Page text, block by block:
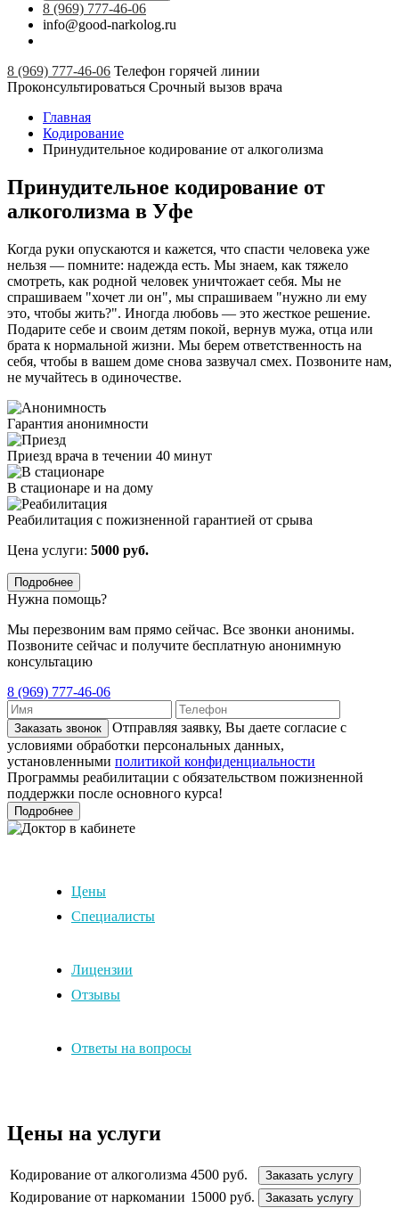
8 (969) 777-46-06
info@good-narkolog.ru
8 (969) 777-46-06 Телефон горячей линии
Проконсультироваться Срочный вызов врача
Главная
Кодирование
Принудительное кодирование от алкоголизма
Принудительное кодирование от
алкоголизма в Уфе
Когда руки опускаются и кажется, что спасти человека уже
нельзя — помните: надежда есть. Мы знаем, как тяжело
смотреть, как родной человек уничтожает себя. Мы не
спрашиваем "хочет ли он", мы спрашиваем "нужно ли ему
это, чтобы жить?". Иногда любовь — это жесткое решение.
Подарите себе и своим детям покой, вернув мужа, отца или
брата к нормальной жизни. Мы берем ответственность на
себя, чтобы в вашем доме снова зазвучал смех. Позвоните нам,
не мучайтесь в одиночестве.
Гарантия анонимности
Приезд врача в течении 40 минут
В стационаре и на дому
Реабилитация с пожизненной гарантией от срыва
Цена услуги: 5000 руб.
Подробнее
Нужна помощь?
Мы перезвоним вам прямо сейчас. Все звонки анонимы.
Позвоните сейчас и получите бесплатную анонимную
консультацию
8 (969) 777-46-06
Заказать звонок
Отправляя заявку, Вы даете согласие с
условиями обработки персональных данных,
установленными политикой конфиденциальности
Программы реабилитации с обязательством пожизненной
поддержки после основного курса!
Подробнее
Цены
Специалисты
Лицензии
Отзывы
Ответы на вопросы
Цены на услуги
Кодирование от алкоголизма 4500 руб. Заказать услугу
Кодирование от наркомании 15000 руб. Заказать услугу